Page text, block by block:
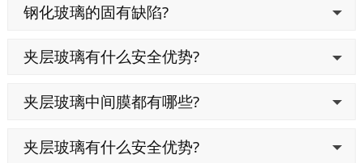
钢化玻璃的固有缺陷?
夹层玻璃有什么安全优势?
夹层玻璃中间膜都有哪些?
夹层玻璃有什么安全优势?